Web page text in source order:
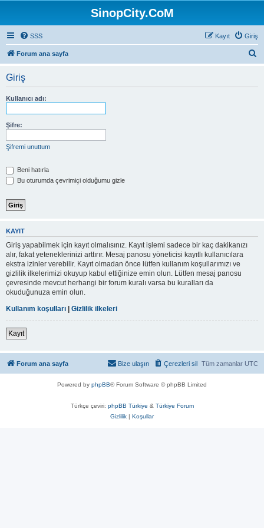
SinopCity.CoM
SSS Giriş
Kayıt
Forum ana sayfa
Giriş
Kullanıcı adı:
Şifre:
Şifremi unuttum
Beni hatırla
Bu oturumda çevrimiçi olduğumu gizle
KAYIT
Giriş yapabilmek için kayıt olmalısınız. Kayıt işlemi sadece bir kaç dakikanızı
alır, fakat yeteneklerinizi arttırır. Mesaj panosu yöneticisi kayıtlı kullanıcılara
ekstra izinler verebilir. Kayıt olmadan önce lütfen kullanım koşullarımızı ve
gizlilik ilkelerimizi okuyup kabul ettiğinize emin olun. Lütfen mesaj panosu
çevresinde mevcut herhangi bir forum kuralı varsa bu kuralları da
okuduğunuza emin olun.
Kullanım koşulları | Gizlilik ilkeleri
Kayıt
Forum ana sayfa Tüm zamanlar UTC
Çerezleri sil
Bize ulaşın
Powered by phpBB® Forum Software © phpBB Limited
Türkçe çeviri: phpBB Türkiye & Türkiye Forum
Gizlilik | Koşullar